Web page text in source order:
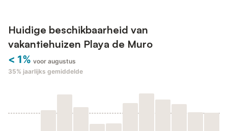
Huidige beschikbaarheid van
vakantiehuizen Playa de Muro
< 1% voor augustus
35% jaarlijks gemiddelde